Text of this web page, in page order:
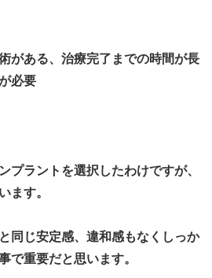
がある、治療完了までの時間が長
必要
プラントを選択したわけですが、
ます。
同じ安定感、違和感もなくしっか
で重要だと思います。